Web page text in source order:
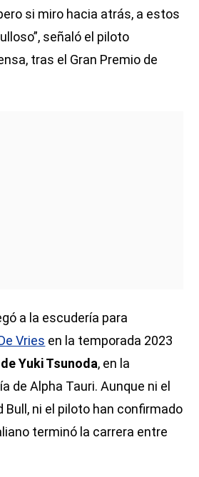
si miro hacia atrás, a estos
señaló el piloto
tras el Gran Premio de
a la escudería para
Vries en la temporada 2023
Yuki Tsunoda, en la
de Alpha Tauri. Aunque ni el
Bull, ni el piloto han confirmado
terminó la carrera entre